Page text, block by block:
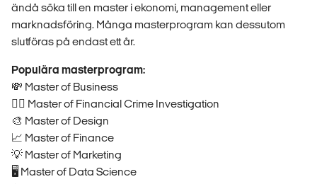
ändå söka till en master i ekonomi, management eller
marknadsföring. Många masterprogram kan dessutom
slutföras på endast ett år.
Populära masterprogram:
💸 Master of Business
🕵️‍♀️ Master of Financial Crime Investigation
🎨 Master of Design
📈 Master of Finance
💡 Master of Marketing
🖥️ Master of Data Science